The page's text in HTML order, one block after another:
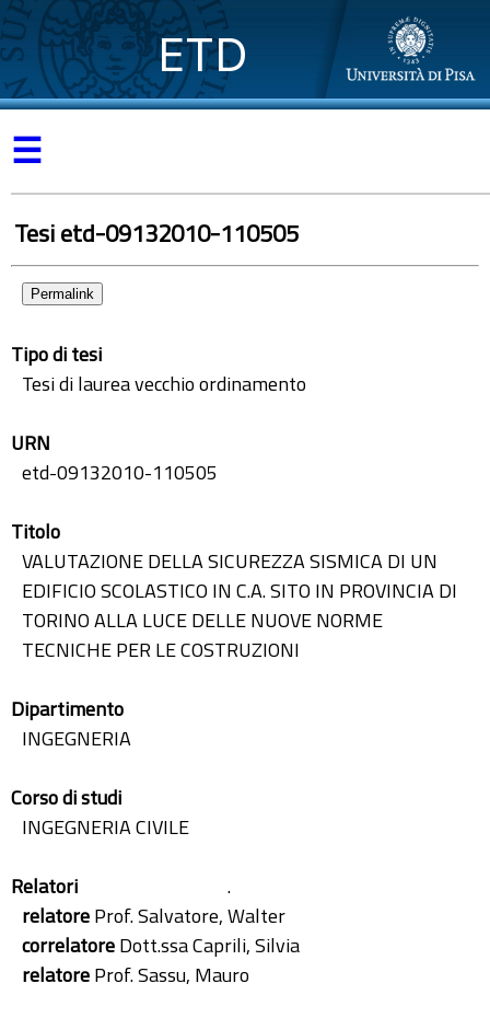
ETD
☰
Tesi etd-09132010-110505
Permalink
Tipo di tesi
Tesi di laurea vecchio ordinamento
URN
etd-09132010-110505
Titolo
VALUTAZIONE DELLA SICUREZZA SISMICA DI UN
EDIFICIO SCOLASTICO IN C.A. SITO IN PROVINCIA DI
TORINO ALLA LUCE DELLE NUOVE NORME
TECNICHE PER LE COSTRUZIONI
Dipartimento
INGEGNERIA
Corso di studi
INGEGNERIA CIVILE
Relatori
.
relatoreProf. Salvatore, Walter
correlatoreDott.ssa Caprili, Silvia
relatoreProf. Sassu, Mauro